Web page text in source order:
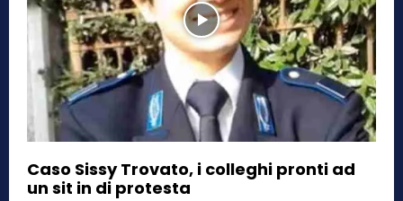
Caso Sissy Trovato, i colleghi pronti ad
un sit in di protesta